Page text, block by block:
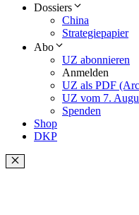
Dossiers
China
Strategiepapier
Abo
UZ abonnieren
Anmelden
UZ als PDF
UZ vom 7.
Spenden
Shop
DKP
Schließen